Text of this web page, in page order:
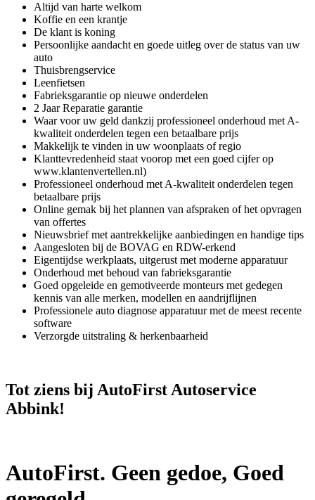
Altijd van harte welkom
Koffie en een krantje
De klant is koning
Persoonlijke aandacht en goede uitleg over de status van uw
auto
Thuisbrengservice
Leenfietsen
Fabrieksgarantie op nieuwe onderdelen
2 Jaar Reparatie garantie
Waar voor uw geld dankzij professioneel onderhoud met A-
kwaliteit onderdelen tegen een betaalbare prijs
Makkelijk te vinden in uw woonplaats of regio
Klanttevredenheid staat voorop met een goed cijfer op
www.klantenvertellen.nl)
Professioneel onderhoud met A-kwaliteit onderdelen tegen
betaalbare prijs
Online gemak bij het plannen van afspraken of het opvragen
van offertes
Nieuwsbrief met aantrekkelijke aanbiedingen en handige tips
Aangesloten bij de BOVAG en RDW-erkend
Eigentijdse werkplaats, uitgerust met moderne apparatuur
Onderhoud met behoud van fabrieksgarantie
Goed opgeleide en gemotiveerde monteurs met gedegen
kennis van alle merken, modellen en aandrijflijnen
Professionele auto diagnose apparatuur met de meest recente
software
Verzorgde uitstraling & herkenbaarheid
Tot ziens bij AutoFirst Autoservice
Abbink!
AutoFirst. Geen gedoe, Goed